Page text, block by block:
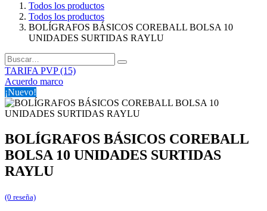
Todos los productos
Todos los productos
BOLÍGRAFOS BÁSICOS COREBALL BOLSA 10
UNIDADES SURTIDAS RAYLU
TARIFA PVP (15)
Acuerdo marco
¡Nuevo!
BOLÍGRAFOS BÁSICOS COREBALL
BOLSA 10 UNIDADES SURTIDAS
RAYLU
(0 reseña)